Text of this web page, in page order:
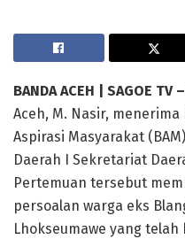
BANDA ACEH | SAGOE TV –
Aceh, M. Nasir,
Aspirasi Masyarakat
Daerah I Sekretariat
Pertemuan tersebut
persoalan warga eks
Lhokseumawe yang